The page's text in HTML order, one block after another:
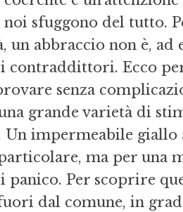
sfuggono del tutto.
abbraccio non è, ad
contraddittori. Ecco
senza
grande varietà di
impermeabile giallo
ma per una
panico. Per scoprire
dal comune, in